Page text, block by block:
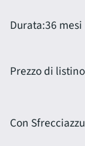
Durata:36
Prezzo di
Con